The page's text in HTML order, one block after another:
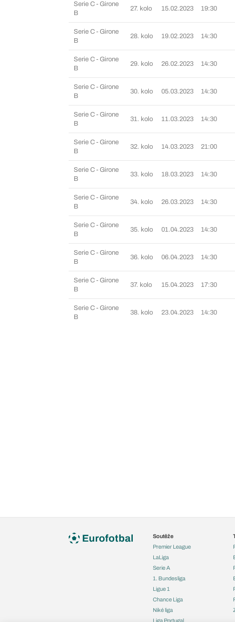
Serie C - Girone
B
27. kolo 15.02.2023 19:30
Serie C - Girone
B
28. kolo 19.02.2023 14:30
Serie C - Girone
B
29. kolo 26.02.2023 14:30
Serie C - Girone
B
30. kolo 05.03.2023 14:30
Serie C - Girone
B
31. kolo 11.03.2023 14:30
Serie C - Girone
B
32. kolo 14.03.2023 21:00
Serie C - Girone
B
33. kolo 18.03.2023 14:30
Serie C - Girone
B
34. kolo 26.03.2023 14:30
Serie C - Girone
B
35. kolo 01.04.2023 14:30
Serie C - Girone
B
36. kolo 06.04.2023 14:30
Serie C - Girone
B
37. kolo 15.04.2023 17:30
Serie C - Girone
B
38. kolo 23.04.2023 14:30
Soutěže
Premier League
LaLiga
Serie A
1. Bundesliga
Ligue 1
Chance Liga
Niké liga
Liga Portugal